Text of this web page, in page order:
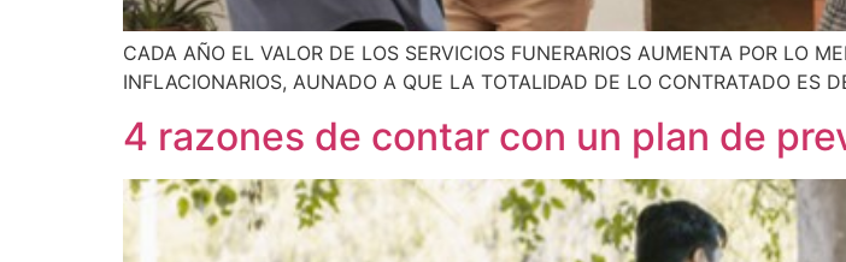
CADA AÑO EL VALOR DE LOS SERVICIOS FUNERARIOS AUMENTA POR LO
INFLACIONARIOS, AUNADO A QUE LA TOTALIDAD DE LO CONTRATADO ES
4 razones de contar con un plan de